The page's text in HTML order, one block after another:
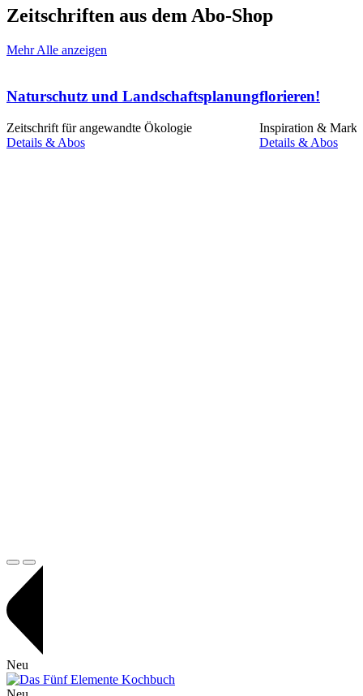
Zeitschriften aus dem Abo-Shop
Mehr Alle anzeigen
Naturschutz und Landschaftsplanung
Zeitschrift für angewandte Ökologie
Details & Abos
florieren!
Inspiration &
Details & Abos
Neu